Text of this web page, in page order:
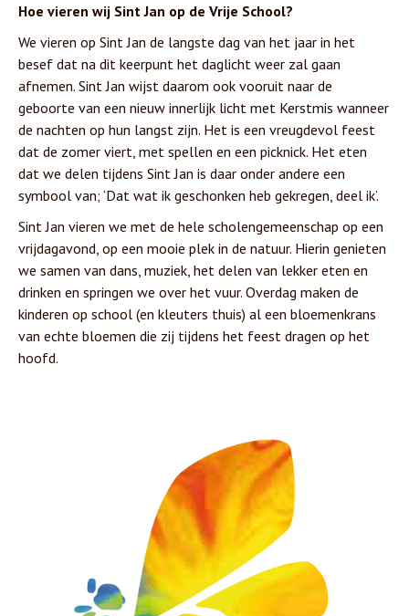
Hoe vieren wij Sint Jan op de Vrije School?
We vieren op Sint Jan de langste dag van het jaar in het
besef dat na dit keerpunt het daglicht weer zal gaan
afnemen. Sint Jan wijst daarom ook vooruit naar de
geboorte van een nieuw innerlijk licht met Kerstmis wanneer
de nachten op hun langst zijn. Het is een vreugdevol feest
dat de zomer viert, met spellen en een picknick. Het eten
dat we delen tijdens Sint Jan is daar onder andere een
symbool van; ‘Dat wat ik geschonken heb gekregen, deel ik’.
Sint Jan vieren we met de hele scholengemeenschap op een
vrijdagavond, op een mooie plek in de natuur. Hierin genieten
we samen van dans, muziek, het delen van lekker eten en
drinken en springen we over het vuur. Overdag maken de
kinderen op school (en kleuters thuis) al een bloemenkrans
van echte bloemen die zij tijdens het feest dragen op het
hoofd.